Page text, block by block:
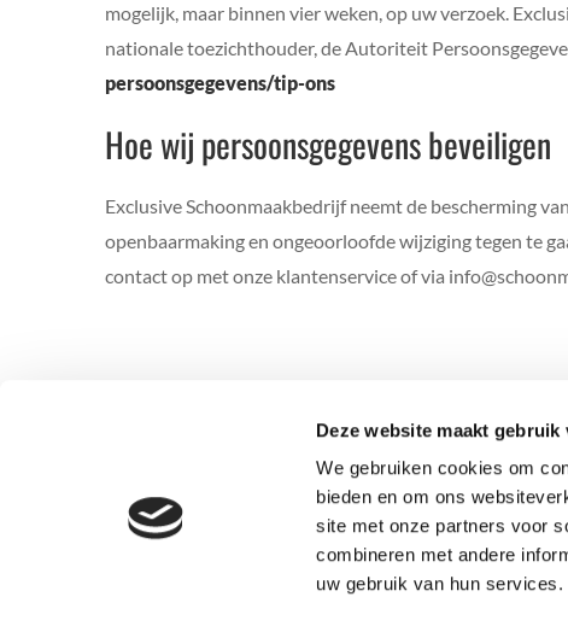
Deze website maakt gebruik
We gebruiken cookies om
bieden en om ons
site met onze partners voor
combineren met andere
uw gebruik van hun services.
mogelijk, maar binnen vier weken, op uw verzoek.
nationale toezichthouder, de Autoriteit
persoonsgegevens/tip-ons
Hoe wij persoonsgegevens beveiligen
Exclusive Schoonmaakbedrijf neemt de bescherming
openbaarmaking en ongeoorloofde wijziging tegen te
contact op met onze klantenservice of via